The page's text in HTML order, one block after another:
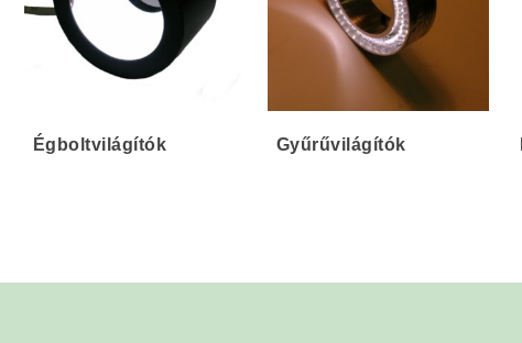
Égboltvilágítók Gyűrűvilágítók